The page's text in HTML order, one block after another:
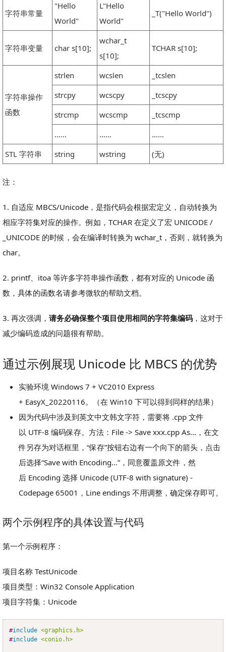
字符串常量
"Hello
World"
L"Hello
World"
_T("Hello World")
字符串变量 char s[10];
wchar_t
s[10];
TCHAR s[10];
字符串操作
函数
strlen wcslen
_tcslen
strcpy
wcscpy
_tcscpy
strcmp
wcscmp
_tcscmp
……
……
……
STL 字符串
string wstring (无)
注：
1. 自适应 MBCS/Unicode，是指代码会根据宏定义，自动转换为
相应字符集对应的操作。例如，TCHAR 在定义了宏 UNICODE /
_UNICODE 的时候，会在编译时转换为 wchar_t，否则，就转换为
char。
2. printf、itoa 等许多字符串操作函数，都有对应的 Unicode 函
数，具体的函数名请参考微软的帮助文档。
3. 再次强调， 请务必确保整个项目使用相同的字符集编码 ，这对于
减少编码造成的问题很有帮助。
通过示例展现 Unicode 比 MBCS 的优势
实验环境 Windows 7 + VC2010 Express
+ EasyX_20220116。（在 Win10 下可以得到同样的结果）
因为代码中涉及到英文中文韩文字符，需要将 .cpp 文件
以 UTF-8 编码保存。方法：File -> Save xxx.cpp As...，在文
件另存为对话框里，“保存”按钮右边有一个向下的箭头，点击
后选择“Save with Encoding...”，同意覆盖原文件，然
后 Encoding 选择 Unicode (UTF-8 with signature) -
Codepage 65001，Line endings 不用调整，确定保存即可。
两个示例程序的具体设置与代码
第一个示例程序：
项目名称 TestUnicode
项目类型：Win32 Console Application
项目字符集：Unicode
#include <graphics.h>
#include <conio.h>